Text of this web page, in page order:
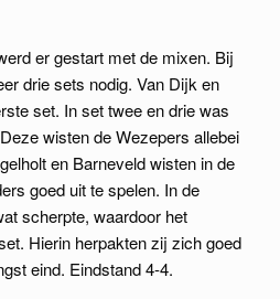
er gestart met de mixen. Bij
drie sets nodig. Van Dijk en
set. In set twee en drie was
wisten de Wezepers allebei
en Barneveld wisten in de
goed uit te spelen. In de
scherpte, waardoor het
Hierin herpakten zij zich goed
eind. Eindstand 4-4.